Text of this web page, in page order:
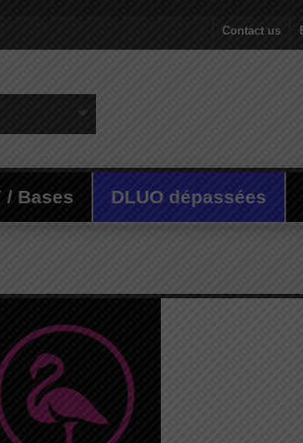
Contact us
/ Bases DLUO dépassées